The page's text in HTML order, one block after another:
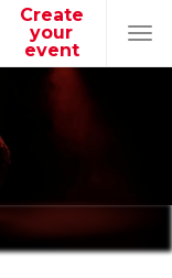
Create
your
event